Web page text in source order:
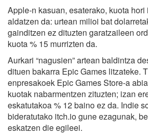
Apple-n kasuan, esaterako, kuota
aldatzen da: urtean milioi bat
gainditzen ez dituzten garatzaileen
kuota % 15 murrizten da.
Aurkari “nagusien” artean baldintza
dituen bakarra Epic Games litzateke.
enpresakoek Epic Games Store-a
kuotak nabarmentzen zituzten; izan
eskatutakoa % 12 baino ez da. Indie
bideratutako itch.io gune ezagunak,
eskatzen die egileei.